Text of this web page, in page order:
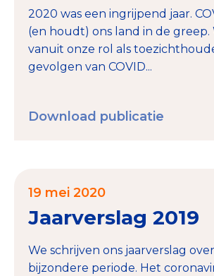
2020 was een ingrijpend jaar.
(en houdt) ons land in de greep.
vanuit onze rol als
gevolgen van COVID...
Download publicatie
19 mei 2020
Jaarverslag 2019
We schrijven ons jaarverslag
bijzondere periode. Het